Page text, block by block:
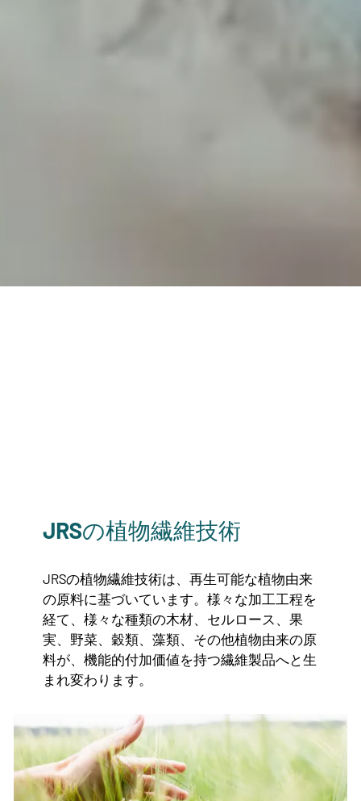
JRSの植物繊維技術
JRSの植物繊維技術は、再生可能な植物由来
の原料に基づいています。様々な加工工程を
経て、様々な種類の木材、セルロース、果
実、野菜、穀類、藻類、その他植物由来の原
料が、機能的付加価値を持つ繊維製品へと生
まれ変わります。